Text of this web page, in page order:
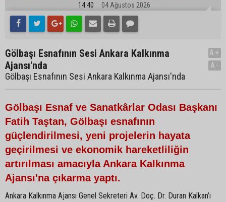
14:40 04 Ağustos 2026
Gölbaşı Esnafının Sesi Ankara Kalkınma
Ajansı'nda
Gölbaşı Esnafının Sesi Ankara Kalkınma Ajansı'nda
A+
A-
Gölbaşı Esnaf ve Sanatkârlar Odası Başkanı
Fatih Taştan, Gölbaşı esnafının
güçlendirilmesi, yeni projelerin hayata
geçirilmesi ve ekonomik hareketliliğin
artırılması amacıyla Ankara Kalkınma
Ajansı'na çıkarma yaptı.
Ankara Kalkınma Ajansı Genel Sekreteri Av. Doç. Dr. Duran Kalkan’ı